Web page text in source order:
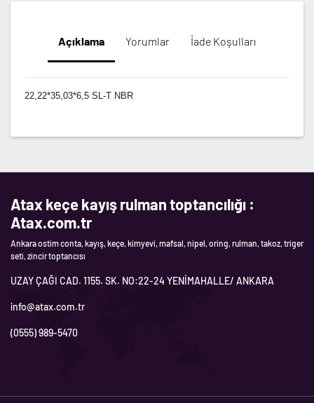
Açıklama Yorumlar İade Koşulları
22,22*35,03*6,5 SL-T NBR
Atax keçe kayış rulman toptancılığı :
Atax.com.tr
Ankara ostim conta, kayış, keçe, kimyevi, mafsal, nipel, oring, rulman, takoz, triger
seti, zincir toptancısı
UZAY ÇAĞI CAD. 1155. SK. NO:22-24 YENİMAHALLE/ ANKARA
info@atax.com.tr
(0555) 989-5470